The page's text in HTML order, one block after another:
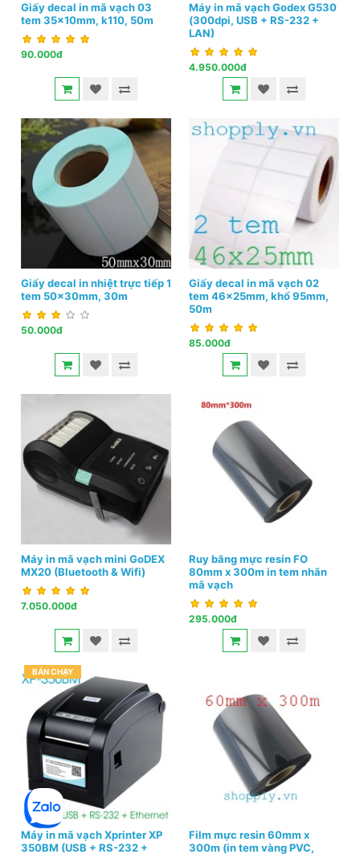
Giấy decal in mã vạch 03
tem 35x10mm, k110, 50m
90.000đ
Máy in mã vạch Godex G530
(300dpi, USB + RS-232 +
LAN)
4.950.000đ
Giấy decal in nhiệt trực tiếp 1
tem 50x30mm, 30m
50.000đ
Giấy decal in mã vạch 02
tem 46x25mm, khổ 95mm,
50m
85.000đ
Máy in mã vạch mini GoDEX
MX20 (Bluetooth & Wifi)
7.050.000đ
Ruy băng mực resin FO
80mm x 300m in tem nhãn
mã vạch
295.000đ
BÁN CHẠY
Máy in mã vạch Xprinter XP
350BM (USB + RS-232 +
Film mực resin 60mm x
300m (in tem vàng PVC,